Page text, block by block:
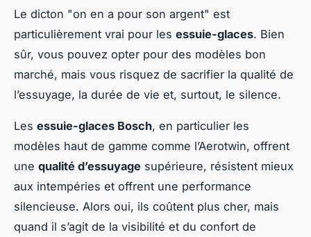
Le dicton "on en a pour son argent" est
particulièrement vrai pour les essuie-glaces. Bien
sûr, vous pouvez opter pour des modèles bon
marché, mais vous risquez de sacrifier la qualité de
l’essuyage, la durée de vie et, surtout, le silence.
Les essuie-glaces Bosch, en particulier les
modèles haut de gamme comme l’Aerotwin, offrent
une qualité d’essuyage supérieure, résistent mieux
aux intempéries et offrent une performance
silencieuse. Alors oui, ils coûtent plus cher, mais
quand il s’agit de la visibilité et du confort de